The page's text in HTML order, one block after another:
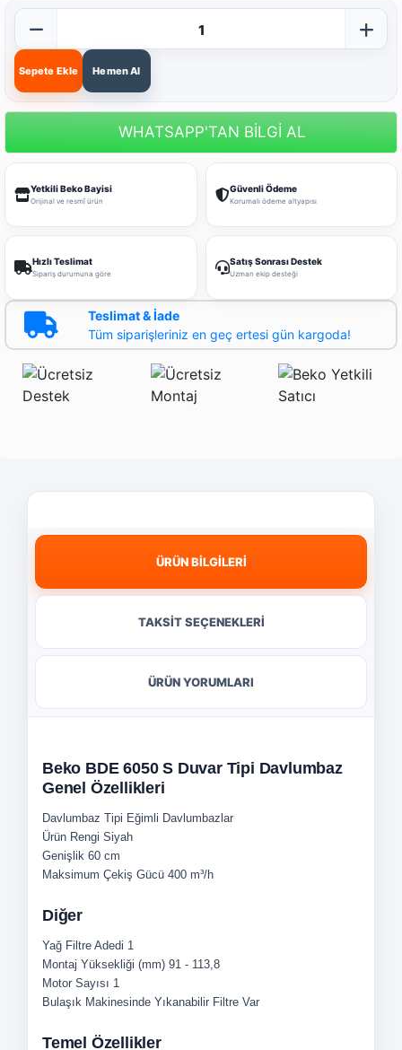
Sepete Ekle Hemen Al
WHATSAPP'TAN BİLGİ AL
Yetkili Beko Bayisi
Orijinal ve resmî ürün
Güvenli Ödeme
Korumalı ödeme altyapısı
Hızlı Teslimat
Sipariş durumuna göre
Satış Sonrası Destek
Uzman ekip desteği
Teslimat & İade
Tüm siparişleriniz en geç ertesi gün kargoda!
ÜRÜN BİLGİLERİ
TAKSİT SEÇENEKLERİ
ÜRÜN YORUMLARI
Beko BDE 6050 S Duvar Tipi Davlumbaz
Genel Özellikleri
Davlumbaz Tipi Eğimli Davlumbazlar
Ürün Rengi Siyah
Genişlik 60 cm
Maksimum Çekiş Gücü 400 m³/h
Diğer
Yağ Filtre Adedi 1
Montaj Yüksekliği (mm) 91 - 113,8
Motor Sayısı 1
Bulaşık Makinesinde Yıkanabilir Filtre Var
Temel Özellikler